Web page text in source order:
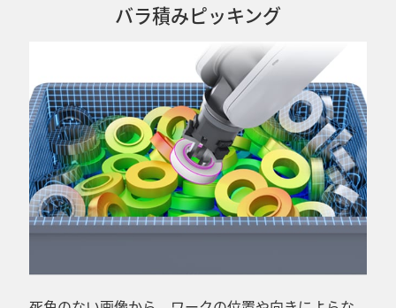
バラ積みピッキング